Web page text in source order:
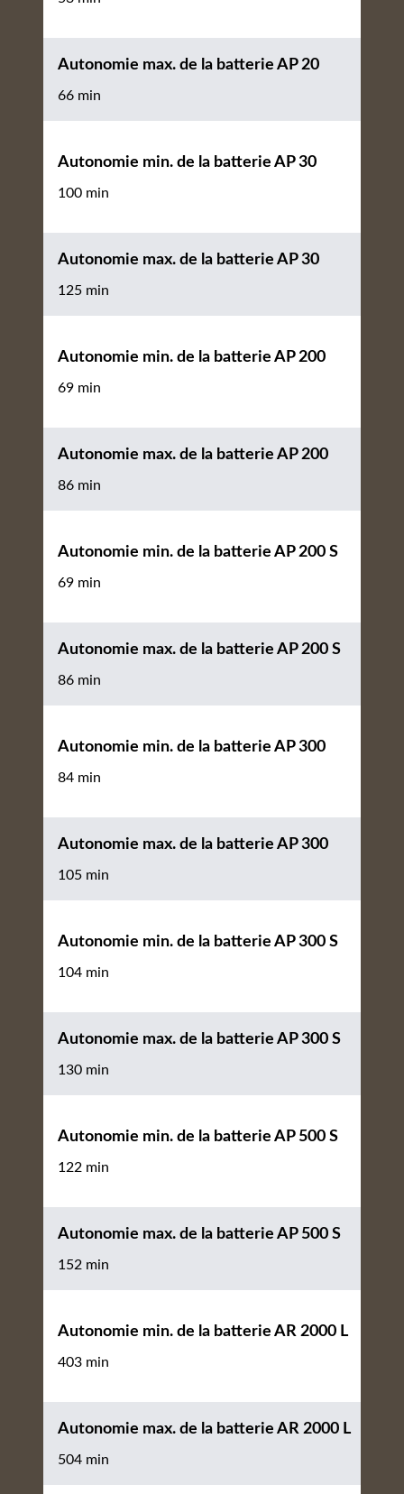
Autonomie max. de la batterie AP 20
66 min
Autonomie min. de la batterie AP 30
100 min
Autonomie max. de la batterie AP 30
125 min
Autonomie min. de la batterie AP 200
69 min
Autonomie max. de la batterie AP 200
86 min
Autonomie min. de la batterie AP 200 S
69 min
Autonomie max. de la batterie AP 200 S
86 min
Autonomie min. de la batterie AP 300
84 min
Autonomie max. de la batterie AP 300
105 min
Autonomie min. de la batterie AP 300 S
104 min
Autonomie max. de la batterie AP 300 S
130 min
Autonomie min. de la batterie AP 500 S
122 min
Autonomie max. de la batterie AP 500 S
152 min
Autonomie min. de la batterie AR 2000 L
403 min
Autonomie max. de la batterie AR 2000 L
504 min